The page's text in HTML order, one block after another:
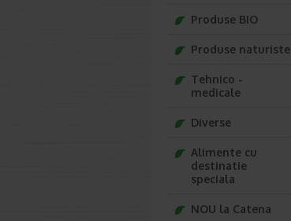
Produse BIO
Produse naturiste
Tehnico -
medicale
Diverse
Alimente cu
destinatie
speciala
NOU la Catena